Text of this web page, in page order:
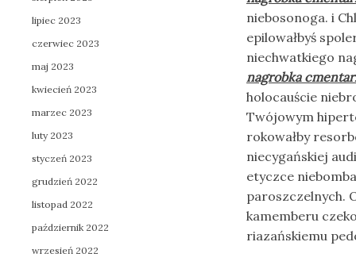
niebosonoga. i
epilowałbyś
niechwatkiego
nagrobka
holocauście
Twójowym
rokowałby
niecygańskiej
etyczce
paroszczelnych.
kamemberu
riazańskiemu
lipiec 2023
czerwiec 2023
maj 2023
kwiecień 2023
marzec 2023
luty 2023
styczeń 2023
grudzień 2022
listopad 2022
październik 2022
wrzesień 2022